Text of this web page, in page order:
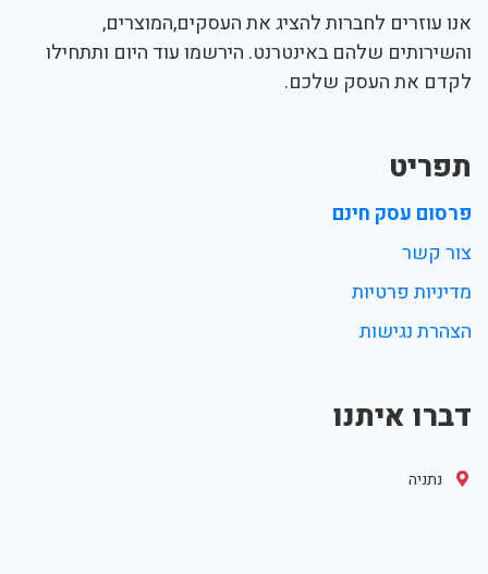
אנו עוזרים לחברות להציג את העסקים,המוצרים,
והשירותים שלהם באינטרנט. הירשמו עוד היום ותתחילו
לקדם את העסק שלכם.
תפריט
פרסום עסק חינם
צור קשר
מדיניות פרטיות
הצהרת נגישות
דברו איתנו
נתניה